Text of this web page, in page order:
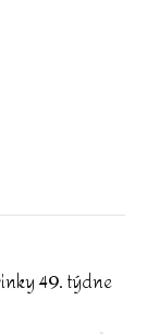
49. týdne